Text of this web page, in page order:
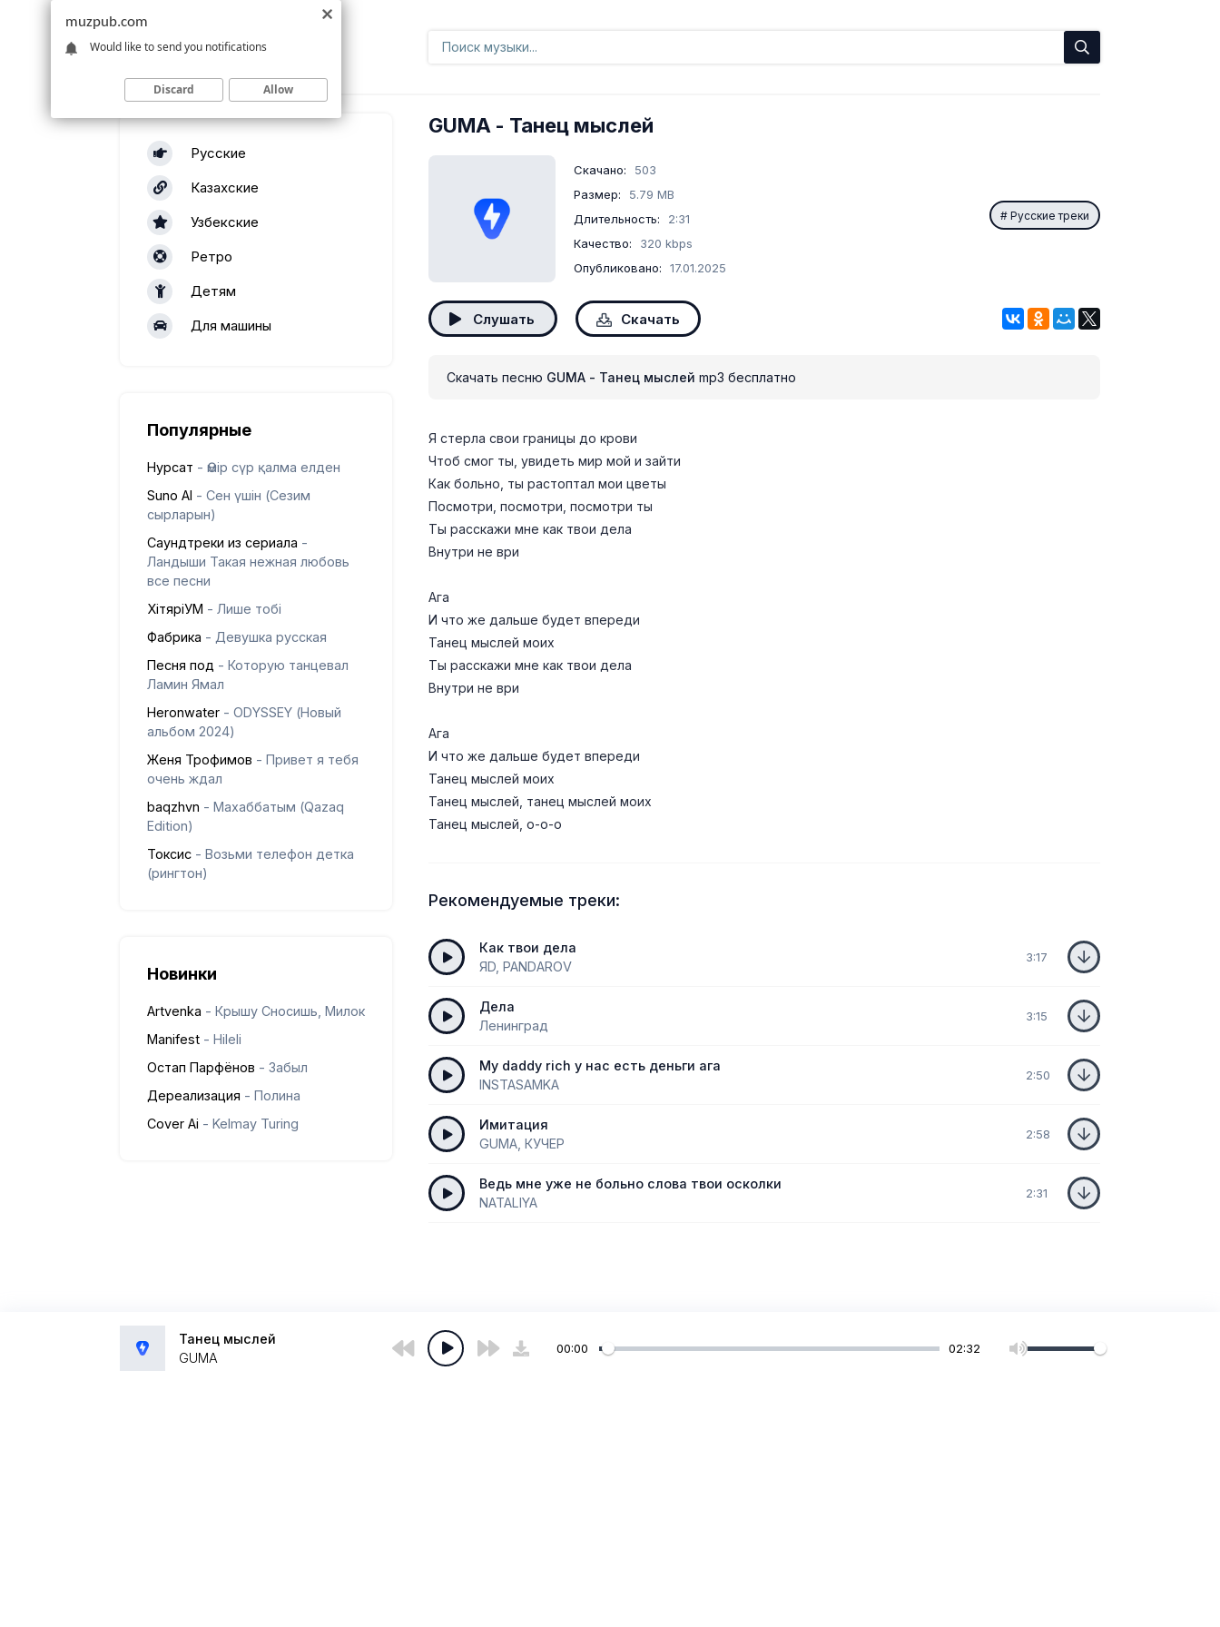
Русские
Казахские
Узбекские
Ретро
Детям
Для машины
Популярные
Нурсат - Өмір сүр қалма елден
Suno AI - Сен үшін (Сезим
сырларын)
Саундтреки из сериала -
Ландыши Такая нежная любовь
все песни
ХітяріУМ - Лише тобі
Фабрика - Девушка русская
Песня под - Которую танцевал
Ламин Ямал
Heronwater - ODYSSEY (Новый
альбом 2024)
Женя Трофимов - Привет я тебя
очень ждал
baqzhvn - Махаббатым (Qazaq
Edition)
Токсис - Возьми телефон детка
(рингтон)
Новинки
Artvenka - Крышу Сносишь, Милок
Manifest - Hileli
Остап Парфёнов - Забыл
Дереализация - Полина
Cover Ai - Kelmay Turing
GUMA - Танец мыслей
Скачано:
503
Размер:
5.79 MB
Длительность:
2:31
Качество:
320 kbps
Опубликовано:
17.01.2025
Русские треки
Слушать Скачать
Скачать песню GUMA - Танец мыслей mp3 бесплатно
Я стерла свои границы до крови
Чтоб смог ты, увидеть мир мой и зайти
Как больно, ты растоптал мои цветы
Посмотри, посмотри, посмотри ты
Ты расскажи мне как твои дела
Внутри не ври
Ага
И что же дальше будет впереди
Танец мыслей моих
Ты расскажи мне как твои дела
Внутри не ври
Ага
И что же дальше будет впереди
Танец мыслей моих
Танец мыслей, танец мыслей моих
Танец мыслей, о-о-о
Рекомендуемые треки:
Как твои дела
ЯD, PANDAROV
3:17
Дела
Ленинград
3:15
My daddy rich у нас есть деньги ага
INSTASAMKA
2:50
Имитация
GUMA, КУЧЕР
2:58
Ведь мне уже не больно слова твои осколки
NATALIYA
2:31
Танец мыслей
GUMA
00:00 02:32
muzpub.com
Would like to send you notifications
Discard Allow